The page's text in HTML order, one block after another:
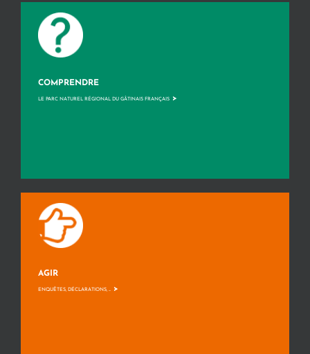
COMPRENDRE
LE PARC NATUREL RÉGIONAL DU GÂTINAIS FRANÇAIS >
AGIR
ENQUÊTES, DÉCLARATIONS, ... >